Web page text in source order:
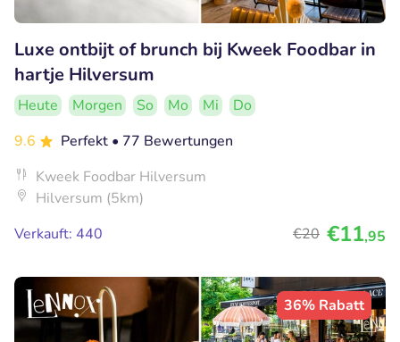
Luxe ontbijt of brunch bij Kweek Foodbar in
hartje Hilversum
Heute Morgen So Mo Mi
Do
9.6
Perfekt • 77 Bewertungen
Kweek Foodbar Hilversum
Hilversum (5km)
Verkauft: 440
€20 €11,95
36% Rabatt